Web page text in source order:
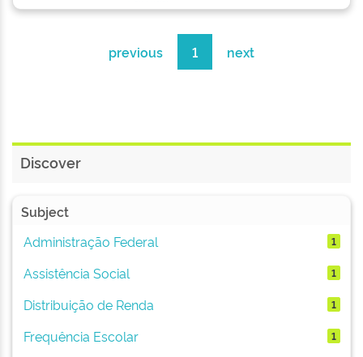
previous 1 next
Discover
Subject
Administração Federal
1
Assistência Social 1
Distribuição de Renda 1
Frequência Escolar 1